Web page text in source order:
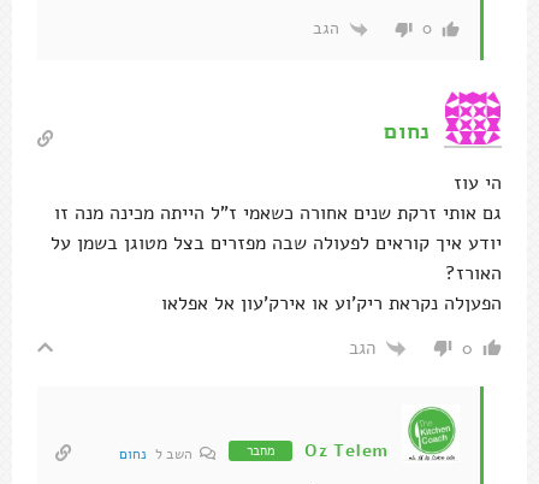
0 הגב
נחום
הי עוז
גם אותי זרקת שנים אחורה כשאמי ז"ל הייתה מכינה מנה זו
יודע איך קוראים לפעולה שבה מפזרים בצל מטוגן בשמן על
האורז?
הפעןלה נקראת ריק'וע או אירק'עון אל אפלאו
0 הגב
Oz Telem מחבר השב ל נחום